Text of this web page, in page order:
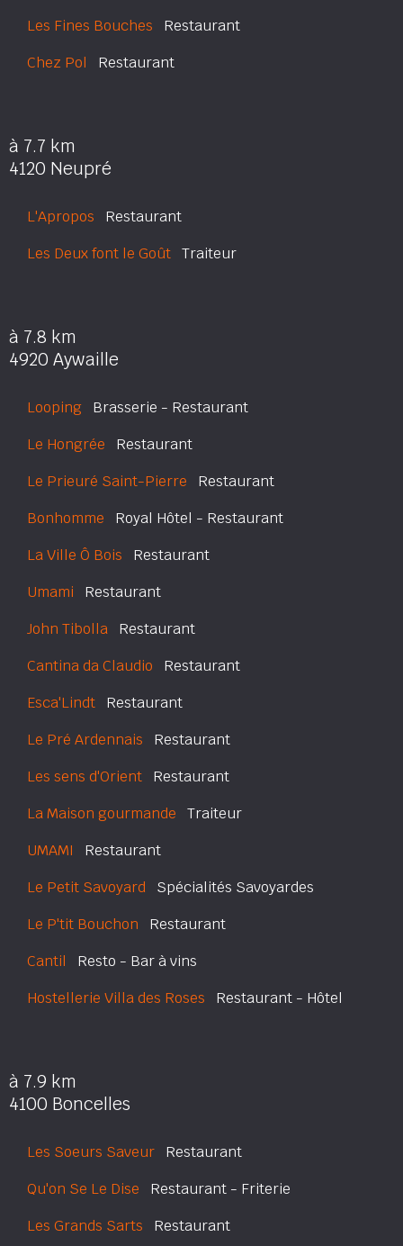
Les Fines Bouches Restaurant
Chez Pol Restaurant
à 7.7 km
4120 Neupré
L'Apropos Restaurant
Les Deux font le Goût Traiteur
à 7.8 km
4920 Aywaille
Looping Brasserie - Restaurant
Le Hongrée Restaurant
Le Prieuré Saint-Pierre Restaurant
Bonhomme Royal Hôtel - Restaurant
La Ville Ô Bois Restaurant
Umami Restaurant
John Tibolla Restaurant
Cantina da Claudio Restaurant
Esca'Lindt Restaurant
Le Pré Ardennais Restaurant
Les sens d'Orient Restaurant
La Maison gourmande Traiteur
UMAMI Restaurant
Le Petit Savoyard Spécialités Savoyardes
Le P'tit Bouchon Restaurant
Cantil Resto - Bar à vins
Hostellerie Villa des Roses Restaurant - Hôtel
à 7.9 km
4100 Boncelles
Les Soeurs Saveur Restaurant
Qu'on Se Le Dise Restaurant - Friterie
Les Grands Sarts Restaurant